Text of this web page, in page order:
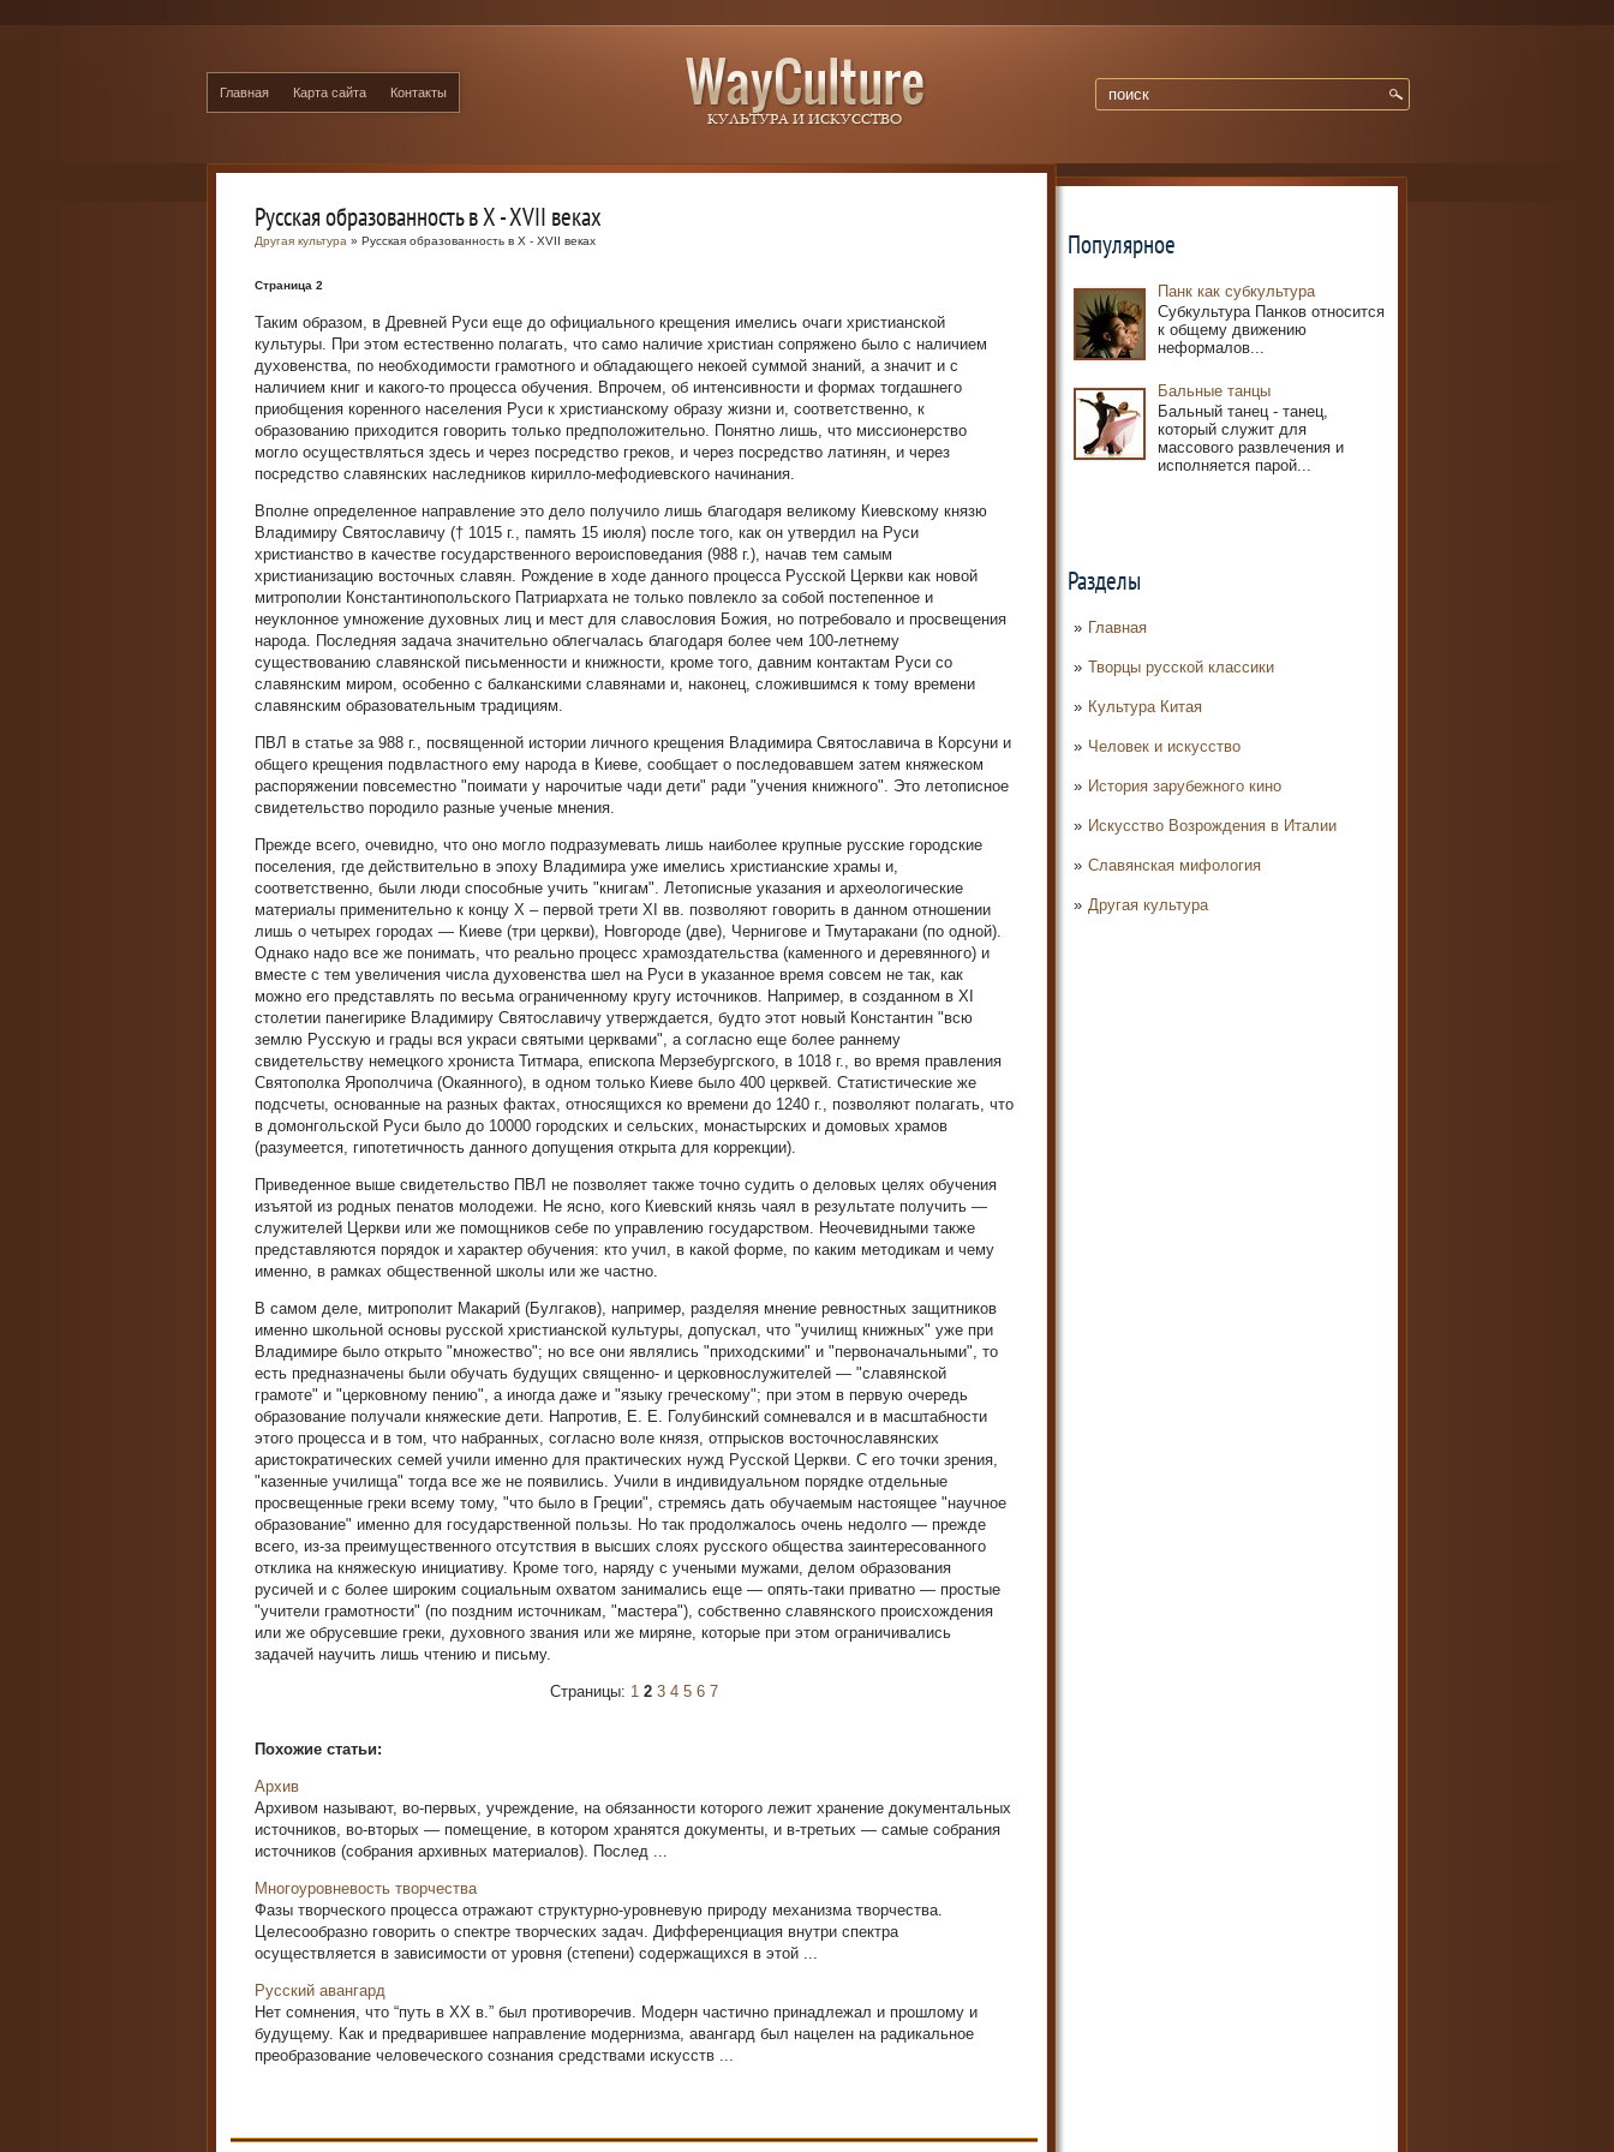
Главная Карта сайта Контакты
Популярное
Панк как субкультура
Субкультура Панков относится
к общему движению
неформалов...
Бальные танцы
Бальный танец - танец,
который служит для
массового развлечения и
исполняется парой...
Разделы
Главная
Творцы русской классики
Культура Китая
Человек и искусство
История зарубежного кино
Искусство Возрождения в Италии
Славянская мифология
Другая культура
Русская образованность в X - XVII веках
Другая культура » Русская образованность в X - XVII веках
Страница 2
Таким образом, в Древней Руси еще до официального крещения имелись очаги христианской
культуры. При этом естественно полагать, что само наличие христиан сопряжено было с наличием
духовенства, по необходимости грамотного и обладающего некоей суммой знаний, а значит и с
наличием книг и какого-то процесса обучения. Впрочем, об интенсивности и формах тогдашнего
приобщения коренного населения Руси к христианскому образу жизни и, соответственно, к
образованию приходится говорить только предположительно. Понятно лишь, что миссионерство
могло осуществляться здесь и через посредство греков, и через посредство латинян, и через
посредство славянских наследников кирилло-мефодиевского начинания.
Вполне определенное направление это дело получило лишь благодаря великому Киевскому князю
Владимиру Святославичу († 1015 г., память 15 июля) после того, как он утвердил на Руси
христианство в качестве государственного вероисповедания (988 г.), начав тем самым
христианизацию восточных славян. Рождение в ходе данного процесса Русской Церкви как новой
митрополии Константинопольского Патриархата не только повлекло за собой постепенное и
неуклонное умножение духовных лиц и мест для славословия Божия, но потребовало и просвещения
народа. Последняя задача значительно облегчалась благодаря более чем 100-летнему
существованию славянской письменности и книжности, кроме того, давним контактам Руси со
славянским миром, особенно с балканскими славянами и, наконец, сложившимся к тому времени
славянским образовательным традициям.
ПВЛ в статье за 988 г., посвященной истории личного крещения Владимира Святославича в Корсуни и
общего крещения подвластного ему народа в Киеве, сообщает о последовавшем затем княжеском
распоряжении повсеместно "поимати у нарочитые чади дети" ради "учения книжного". Это летописное
свидетельство породило разные ученые мнения.
Прежде всего, очевидно, что оно могло подразумевать лишь наиболее крупные русские городские
поселения, где действительно в эпоху Владимира уже имелись христианские храмы и,
соответственно, были люди способные учить "книгам". Летописные указания и археологические
материалы применительно к концу X – первой трети XI вв. позволяют говорить в данном отношении
лишь о четырех городах — Киеве (три церкви), Новгороде (две), Чернигове и Тмутаракани (по одной).
Однако надо все же понимать, что реально процесс храмоздательства (каменного и деревянного) и
вместе с тем увеличения числа духовенства шел на Руси в указанное время совсем не так, как
можно его представлять по весьма ограниченному кругу источников. Например, в созданном в XI
столетии панегирике Владимиру Святославичу утверждается, будто этот новый Константин "всю
землю Русскую и грады вся украси святыми церквами", а согласно еще более раннему
свидетельству немецкого хрониста Титмара, епископа Мерзебургского, в 1018 г., во время правления
Святополка Ярополчича (Окаянного), в одном только Киеве было 400 церквей. Статистические же
подсчеты, основанные на разных фактах, относящихся ко времени до 1240 г., позволяют полагать, что
в домонгольской Руси было до 10000 городских и сельских, монастырских и домовых храмов
(разумеется, гипотетичность данного допущения открыта для коррекции).
Приведенное выше свидетельство ПВЛ не позволяет также точно судить о деловых целях обучения
изъятой из родных пенатов молодежи. Не ясно, кого Киевский князь чаял в результате получить —
служителей Церкви или же помощников себе по управлению государством. Неочевидными также
представляются порядок и характер обучения: кто учил, в какой форме, по каким методикам и чему
именно, в рамках общественной школы или же частно.
В самом деле, митрополит Макарий (Булгаков), например, разделяя мнение ревностных защитников
именно школьной основы русской христианской культуры, допускал, что "училищ книжных" уже при
Владимире было открыто "множество"; но все они являлись "приходскими" и "первоначальными", то
есть предназначены были обучать будущих священно- и церковнослужителей — "славянской
грамоте" и "церковному пению", а иногда даже и "языку греческому"; при этом в первую очередь
образование получали княжеские дети. Напротив, Е. Е. Голубинский сомневался и в масштабности
этого процесса и в том, что набранных, согласно воле князя, отпрысков восточнославянских
аристократических семей учили именно для практических нужд Русской Церкви. С его точки зрения,
"казенные училища" тогда все же не появились. Учили в индивидуальном порядке отдельные
просвещенные греки всему тому, "что было в Греции", стремясь дать обучаемым настоящее "научное
образование" именно для государственной пользы. Но так продолжалось очень недолго — прежде
всего, из-за преимущественного отсутствия в высших слоях русского общества заинтересованного
отклика на княжескую инициативу. Кроме того, наряду с учеными мужами, делом образования
русичей и с более широким социальным охватом занимались еще — опять-таки приватно — простые
"учители грамотности" (по поздним источникам, "мастера"), собственно славянского происхождения
или же обрусевшие греки, духовного звания или же миряне, которые при этом ограничивались
задачей научить лишь чтению и письму.
Страницы: 1 2 3 4 5 6 7
Похожие статьи:
Архив
Архивом называют, во-первых, учреждение, на обязанности которого лежит хранение документальных
источников, во-вторых — помещение, в котором хранятся документы, и в-третьих — самые собрания
источников (собрания архивных материалов). Послед ...
Многоуровневость творчества
Фазы творческого процесса отражают структурно-уровневую при­роду механизма творчества.
Целесообразно говорить о спектре творческих задач. Дифференциация внутри спектра
осуществляется в зависимости от уровня (степени) содержащихся в этой ...
Русский авангард
Нет сомнения, что “путь в XX в.” был противоречив. Модерн частично принадлежал и прошлому и
будущему. Как и предварившее направление модернизма, авангард был нацелен на радикальное
преобразование человеческого сознания средствами искусств ...